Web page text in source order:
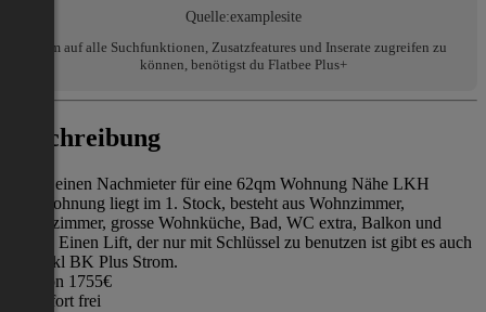
Quelle:examplesite
Um auf alle Suchfunktionen, Zusatzfeatures und Inserate zugreifen zu
können, benötigst du Flatbee Plus+
Beschreibung
Suche einen Nachmieter für eine 62qm Wohnung Nähe LKH
Die Wohnung liegt im 1. Stock, besteht aus Wohnzimmer,
Schlafzimmer, grosse Wohnküche, Bad, WC extra, Balkon und
Keller. Einen Lift, der nur mit Schlüssel zu benutzen ist gibt es auch
585 inkl BK Plus Strom.
Kaution 1755€
Ab sofort frei